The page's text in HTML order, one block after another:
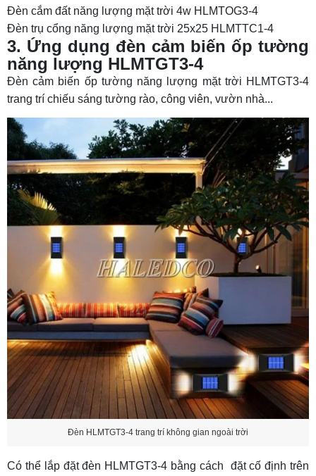
Đèn cắm đất năng lượng mặt trời 4w HLMTOG3-4
Đèn trụ cổng năng lượng mặt trời 25x25 HLMTTC1-4
3. Ứng dụng đèn cảm biến ốp tường
năng lượng HLMTGT3-4
Đèn cảm biến ốp tường năng lượng mặt trời HLMTGT3-4
trang trí chiếu sáng tường rào, công viên, vườn nhà...
Đèn HLMTGT3-4 trang trí không gian ngoài trời
Có thể lắp đặt đèn HLMTGT3-4 bằng cách đặt cố định trên